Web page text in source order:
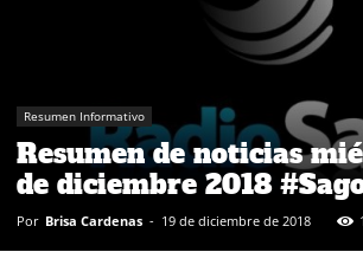
Resumen Informativo
Resumen de noticias
de diciembre 2018
Por Brisa Cardenas - 19 de diciembre de 2018